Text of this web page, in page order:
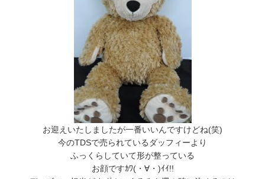
お迎えいたしましたが一番いいんですけどね(笑)
今のTDSで売られているダッフィーより
ふっくらしていて形が整っている
お顔ですｶﾜ(・∀・)ｲｲ!!